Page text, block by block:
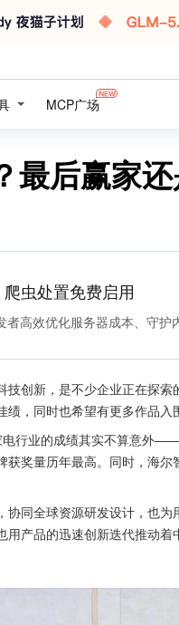
MCP广场
最后赢家
虫处置免费启用
者高效优化服务器成本、守护
创新，是不少企业正在探
，同时也希望有更多作品入
行业的成绩其实不算意外
奖量历年最高。同时，海
同全球资源研发设计，也
产品的迅速创新迭代推动着